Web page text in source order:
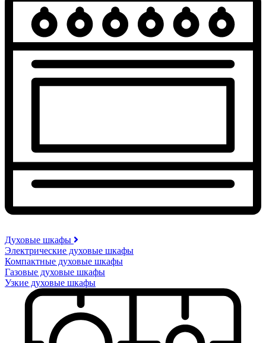
Духовые шкафы
Электрические духовые шкафы
Компактные духовые шкафы
Газовые духовые шкафы
Узкие духовые шкафы